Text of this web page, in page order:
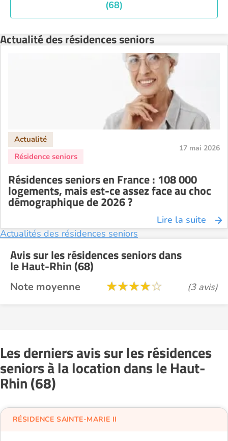
(68)
Actualité des résidences seniors
17 mai 2026
Résidences seniors en France : 108 000
logements, mais est-ce assez face au choc
démographique de 2026 ?
Lire la suite
Actualités des résidences seniors
Avis sur les résidences seniors dans
le Haut-Rhin (68)
Note moyenne (3 avis)
Les derniers avis sur les résidences
seniors à la location dans le Haut-
Rhin (68)
RÉSIDENCE SAINTE-MARIE II